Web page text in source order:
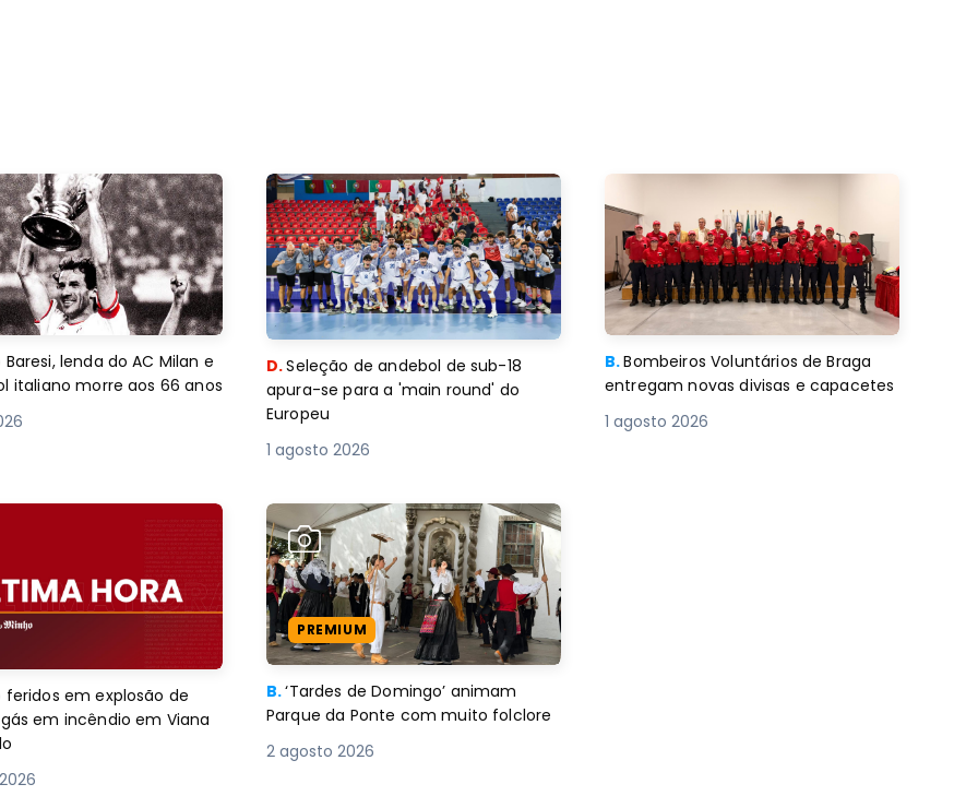
Baresi, lenda do AC Milan e
italiano morre aos 66 anos
D.Seleção de andebol de sub-18
apura-se para a 'main round' do
Europeu
1 agosto 2026
B.Bombeiros Voluntários de Braga
entregam novas divisas e capacetes
1 agosto 2026
feridos em explosão de
em incêndio em Viana
PREMIUM
B.‘Tardes de Domingo’ animam
Parque da Ponte com muito folclore
2 agosto 2026